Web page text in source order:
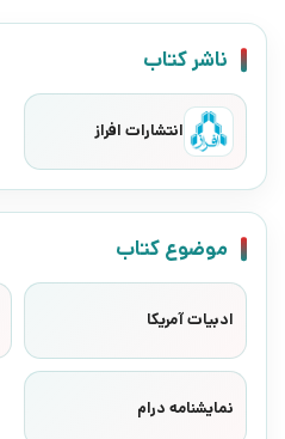
ناشر کتاب
انتشارات افراز
موضوع کتاب
ادبیات آمریکا
نمایشنامه درام